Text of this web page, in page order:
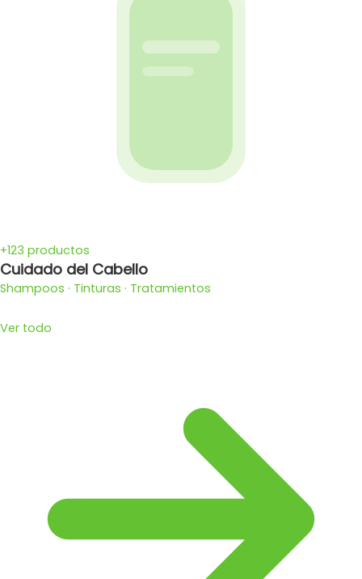
+123 productos
Cuidado del Cabello
Shampoos · Tinturas · Tratamientos
Ver todo